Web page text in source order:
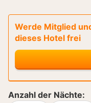
Werde Mitglied
dieses Hotel frei
Anzahl der Nächte: